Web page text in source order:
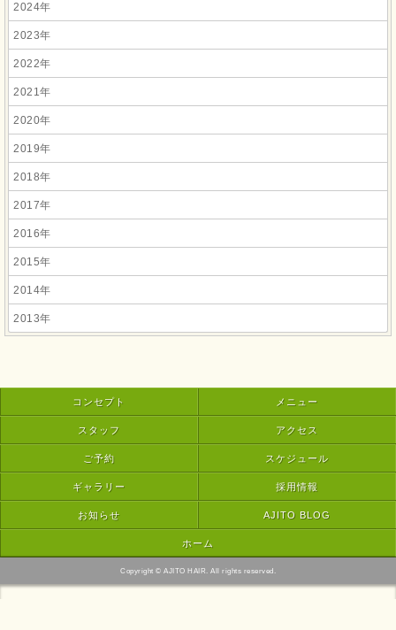
2024年
2023年
2022年
2021年
2020年
2019年
2018年
2017年
2016年
2015年
2014年
2013年
コンセプト メニュー
スタッフ アクセス
ご予約 スケジュール
ギャラリー 採用情報
お知らせ AJITO BLOG
ホーム
Copyright © AJITO HAIR. All rights reserved.